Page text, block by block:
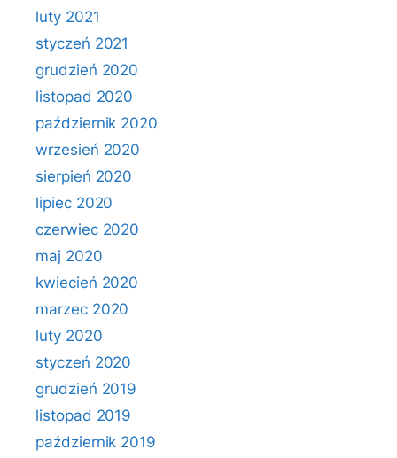
luty 2021
styczeń 2021
grudzień 2020
listopad 2020
październik 2020
wrzesień 2020
sierpień 2020
lipiec 2020
czerwiec 2020
maj 2020
kwiecień 2020
marzec 2020
luty 2020
styczeń 2020
grudzień 2019
listopad 2019
październik 2019